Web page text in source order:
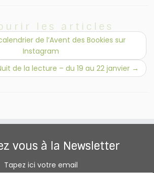
les articles
de l’Avent des Bookies sur
Instagram
de la lecture – du 19 au 22 janvier →
vous à la Newsletter
Tapez ici votre email